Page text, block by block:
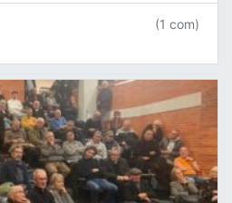
(1 com)